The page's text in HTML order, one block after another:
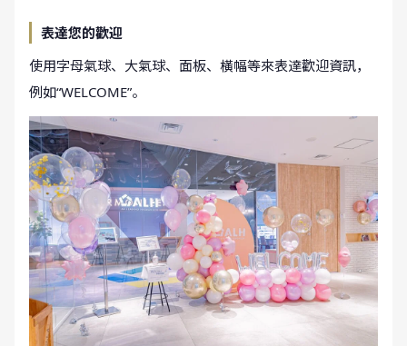
表達您的歡迎
使用字母氣球、大氣球、面板、橫幅等來表達歡迎資訊，
例如“WELCOME”。